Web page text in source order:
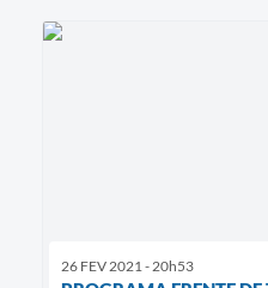
26 FEV 2021 - 20h53